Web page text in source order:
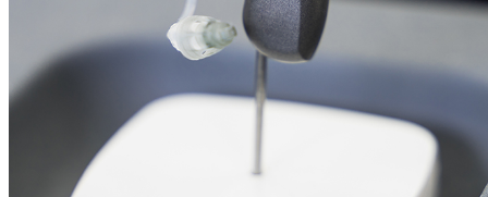
店舗検索/来店予約
商品を探す